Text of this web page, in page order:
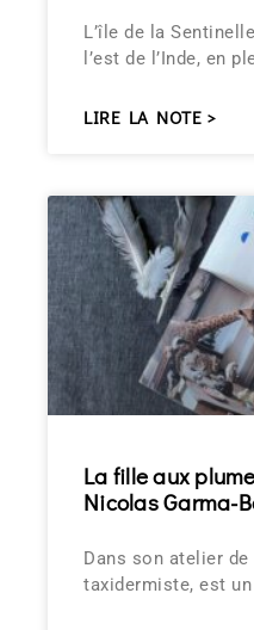
L’île de la
l’est de l’Inde, en
LIRE LA NOTE >
La fille aux
Nicolas Garma-
Dans son atelier de
taxidermiste, est